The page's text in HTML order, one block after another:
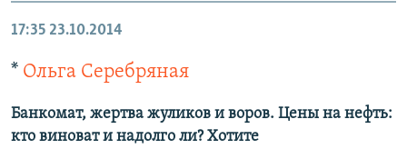
17:35 23.10.2014
* Ольга Серебряная
Банкомат, жертва жуликов и воров. Цены на нефть:
кто виноват и надолго ли? Хотите